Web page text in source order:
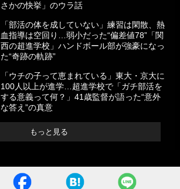
さかの快挙」のウラ話
「部活の体を成していない」練習は閑散、熱
血指導は空回り…弱小だった“偏差値78”「関
西の超進学校」ハンドボール部が強豪になっ
た“奇跡の軌跡”
「ウチの子って恵まれている」東大・京大に
100人以上が進学…超進学校で「ガチ部活を
する意義って何？」41歳監督が語った“意外
な答え”の真意
もっと見る